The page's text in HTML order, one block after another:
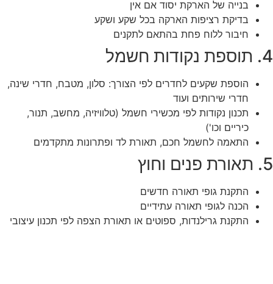
בנייה של הארקת יסוד אם אין
בדיקת רציפות הארקה בכל שקע ושקע
חיבור ללוח פחת בהתאם לתקנים
4. תוספת נקודות חשמל
הוספת שקעים לחדרים לפי הצורך: סלון, מטבח, חדרי שינה,
חדרי שירותים ועוד
תכנון נקודות לפי מכשירי חשמל (טלוויזיה, מחשב, תנור,
כיריים וכו')
התאמה לחשמל חכם, תאורת לד ופתרונות מתקדמים
5. תאורת פנים וחוץ
התקנת גופי תאורה חדשים
הכנה לגופי תאורה עתידיים
התקנת גרילנדות, ספוטים או תאורת הצפה לפי תכנון עיצובי